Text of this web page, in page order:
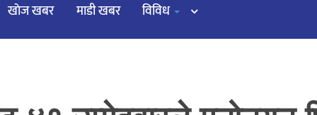
खाेज खबर माडी खबर विविध